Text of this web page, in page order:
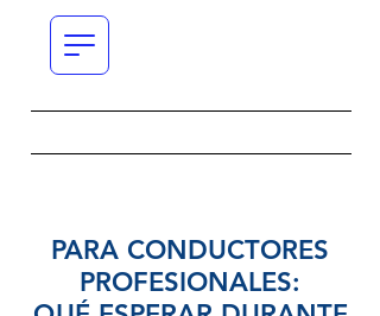
PARA CONDUCTORES
PROFESIONALES: